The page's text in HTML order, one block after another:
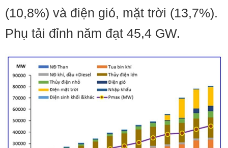
(10,8%) và điện gió, mặt trời (13,7%).
Phụ tải đỉnh năm đạt 45,4 GW.